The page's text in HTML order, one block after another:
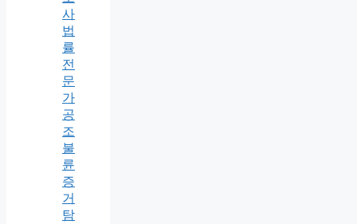
사
법
률
전
문
가
공
조
불
륜
증
거
탐